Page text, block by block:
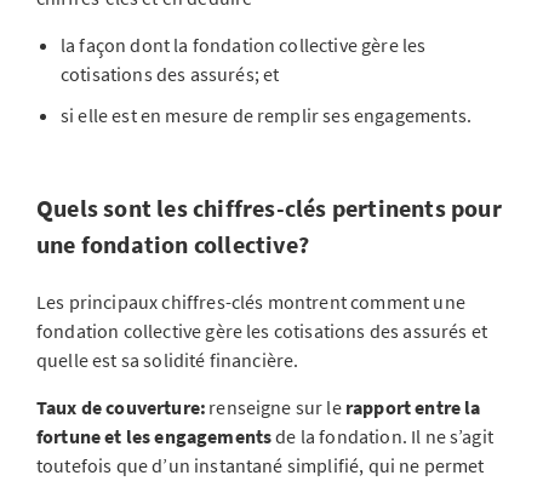
la façon dont la fondation collective gère les
cotisations des assurés; et
si elle est en mesure de remplir ses engagements.
Quels sont les chiffres-clés pertinents pour
une fondation collective?
Les principaux chiffres-clés montrent comment une
fondation collective gère les cotisations des assurés et
quelle est sa solidité financière.
Taux de couverture: renseigne sur le rapport entre la
fortune et les engagementsde la fondation. Il ne s’agit
toutefois que d’un instantané simplifié, qui ne permet